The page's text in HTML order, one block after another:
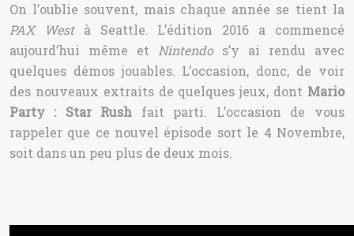
On l’oublie souvent, mais chaque année se tient la
PAX Westà Seattle. L’édition 2016 a commencé
aujourd’hui même et Nintendos’y ai rendu avec
quelques démos jouables. L’occasion, donc, de voir
des nouveaux extraits de quelques jeux, dont Mario
Party : Star Rush fait parti. L’occasion de vous
rappeler que ce nouvel épisode sort le 4 Novembre,
soit dans un peu plus de deux mois.